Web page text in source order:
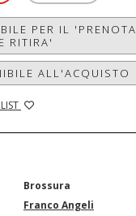
PER IL 'PRENOTA
E RITIRA'
ALL'ACQUISTO
Brossura
Franco Angeli